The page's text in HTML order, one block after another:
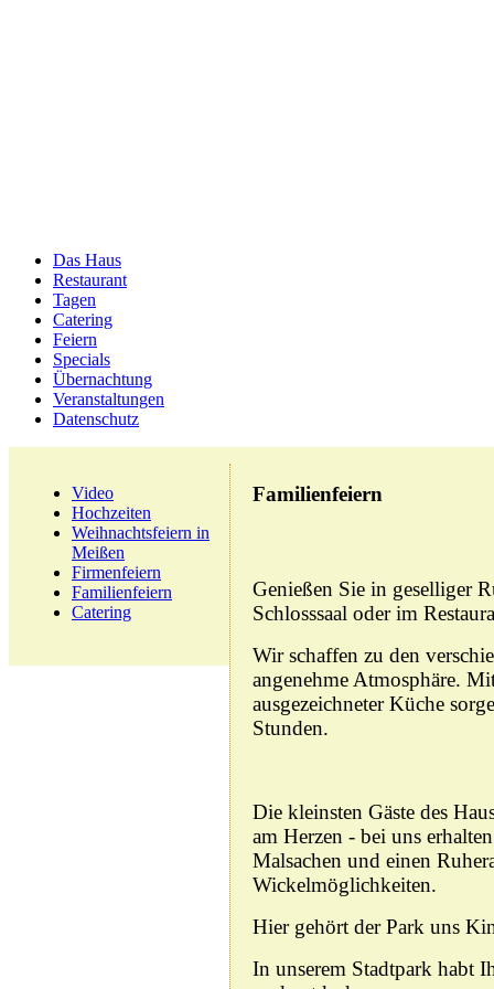
Das Haus
Restaurant
Tagen
Catering
Feiern
Specials
Übernachtung
Veranstaltungen
Datenschutz
Video
Hochzeiten
Weihnachtsfeiern in
Meißen
Firmenfeiern
Familienfeiern
Catering
Familienfeiern
Genießen Sie in geselliger
Schlosssaal oder im
Wir schaffen zu den
angenehme Atmosphäre.
ausgezeichneter Küche
Stunden.
Die kleinsten Gäste des
am Herzen - bei uns
Malsachen und einen
Wickelmöglichkeiten.
Hier gehört der Park uns
In unserem Stadtpark habt